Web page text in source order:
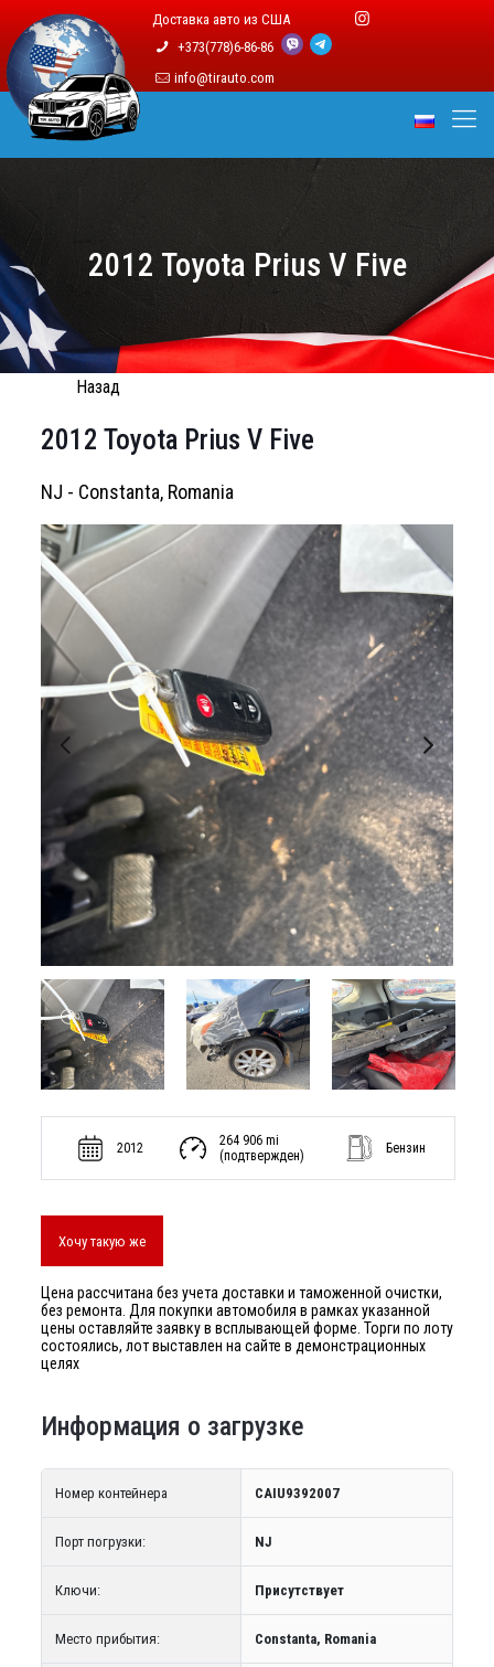
Доставка авто из США
+373(778)6-86-86
info@tirauto.com
2012 Toyota Prius V Five
Назад
2012 Toyota Prius V Five
NJ - Constanta, Romania
2012
264 906 mi
(подтвержден)
Бензин
Хочу такую же
Цена рассчитана без учета доставки и таможенной очистки,
без ремонта. Для покупки автомобиля в рамках указанной
цены оставляйте заявку в всплывающей форме. Торги по лоту
состоялись, лот выставлен на сайте в демонстрационных
целях
Информация о загрузке
Номер контейнера CAIU9392007
Порт погрузки: NJ
Ключи: Присутствует
Место прибытия: Constanta, Romania